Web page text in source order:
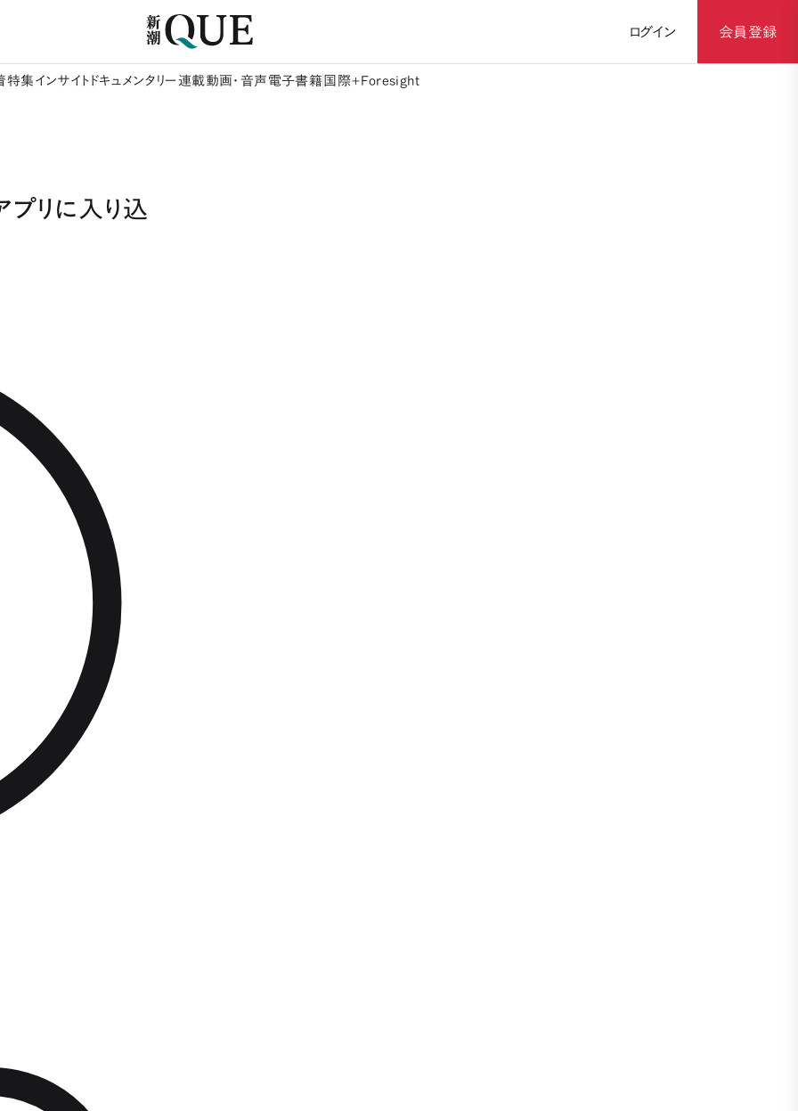
ログイン 会員登録
特集 インサイト ドキュメンタリー 連載動画・音声 電子書籍 国際+Foresight
リに入り込